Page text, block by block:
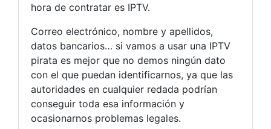
hora de contratar es IPTV.
Correo electrónico, nombre y apellidos,
datos bancarios… si vamos a usar una IPTV
pirata es mejor que no demos ningún dato
con el que puedan identificarnos, ya que las
autoridades en cualquier redada podrían
conseguir toda esa información y
ocasionarnos problemas legales.